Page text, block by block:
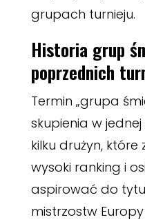
grupach turnieju.
Historia grup
poprzednich
Termin „grupa
skupienia w
kilku drużyn,
wysoki ranking i
aspirować do
mistrzostw